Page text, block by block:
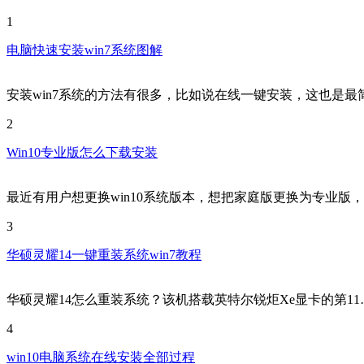
1
电脑快速安装win7系统图解
安装win7系统的方法有很多，比如说在线一键安装，这也是
2
Win10专业版怎么下载安装
最近有用户想更换win10系统版本，想把家庭版更换为专业版
3
华硕灵耀14一键重装系统win7教程
华硕灵耀14怎么重装系统？该机搭载英特尔锐炬Xe显卡的第
4
win10电脑系统在线安装全部过程